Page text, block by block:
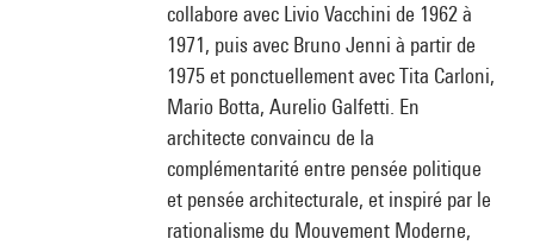
collabore avec Livio Vacchini de 1962 à
1971, puis avec Bruno Jenni à partir de
1975 et ponctuellement avec Tita Carloni,
Mario Botta, Aurelio Galfetti. En
architecte convaincu de la
complémentarité entre pensée politique
et pensée architecturale, et inspiré par le
rationalisme du Mouvement Moderne,